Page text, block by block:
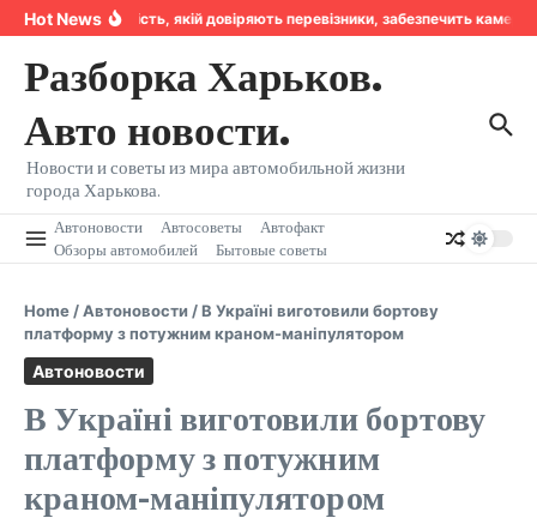
Перейти к содержанию
Hot NewsНадійність, якій довіряють перевізники, забезпечить
Разборка Харьков.
Авто новости.
Новости и советы из мира автомобильной жизни
города Харькова.
Автоновости Автосоветы
Автофакт
Обзоры автомобилей
Бытовые советы
Home /Автоновости /В Україні виготовили бортову
платформу з потужним краном-маніпулятором
Автоновости
В Україні виготовили бортову
платформу з потужним
краном-маніпулятором